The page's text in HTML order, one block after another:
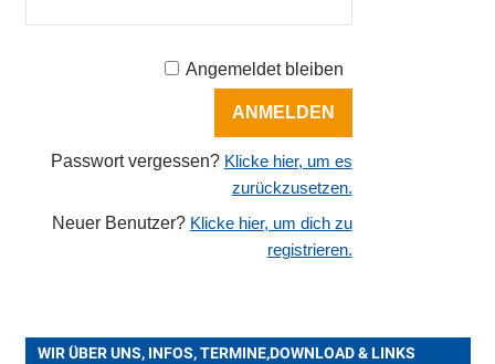
Angemeldet bleiben
Passwort vergessen? Klicke hier, um es
zurückzusetzen.
Neuer Benutzer? Klicke hier, um dich zu
registrieren.
WIR ÜBER UNS, INFOS, TERMINE,DOWNLOAD & LINKS